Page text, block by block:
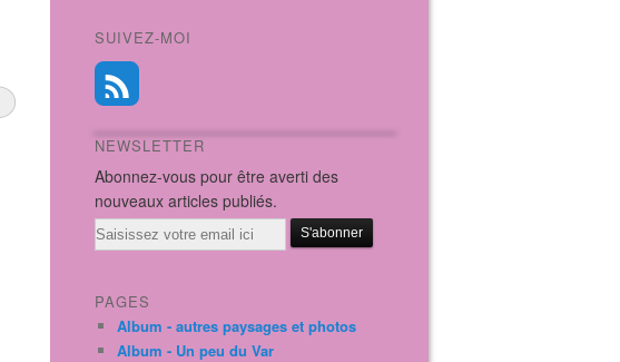
SUIVEZ-MOI
NEWSLETTER
Abonnez-vous pour être averti des
nouveaux articles publiés.
Email
PAGES
Album - autres paysages et photos
Album - Un peu du Var